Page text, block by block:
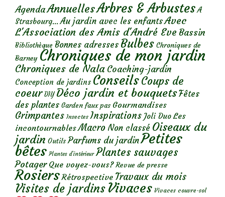
AgendaAnnuellesArbres & Arbustes A
Strasbourg... Au jardin avec les enfantsAvec
L'Association des Amis d'André Eve Bassin
Bibliothèque Bonnes adresses Bulbes Chroniques de
Barney Chroniques de mon jardin
Chroniques de Nala Coaching-jardin
Conception de jardins ConseilsCoups de
coeur DIY Déco jardin et bouquetsFêtes
des plantes Garden faux pas Gourmandises
Grimpantes Insectes Inspirations Joli Duo Les
incontournables Macro Non classé Oiseaux du
jardin Outils Parfums du jardinPetites
bêtes Plantes d’intérieur Plantes sauvages
Potager Que voyez-vous? Revue de presse
Rosiers Rétrospective Travaux du mois
Visites de jardins Vivaces Vivaces couvre-sol